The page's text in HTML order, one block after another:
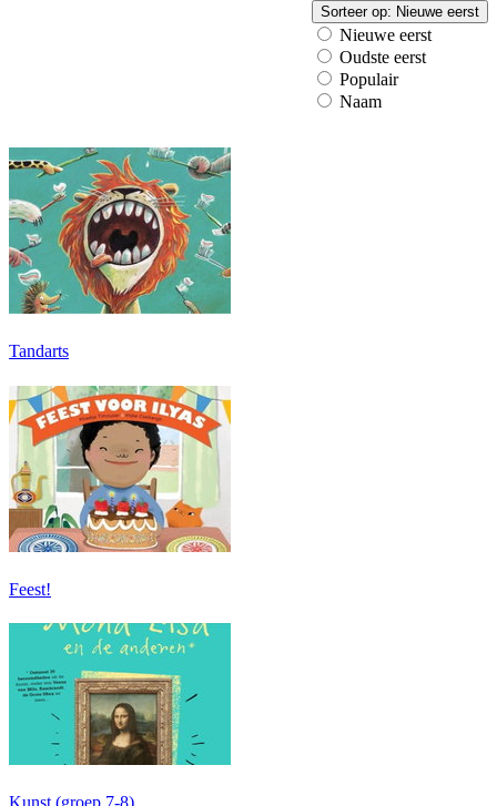
Sorteer op: Nieuwe eerst
Nieuwe eerst
Oudste eerst
Populair
Naam
Tandarts
Feest!